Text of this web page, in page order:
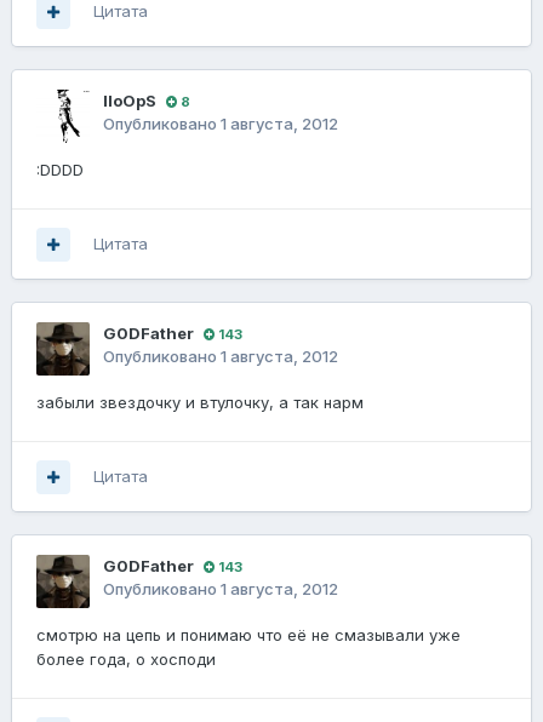
Цитата
IIoOpS 8
Опубликовано 1 августа, 2012
:DDDD
Цитата
G0DFathеr 143
Опубликовано 1 августа, 2012
забыли звездочку и втулочку, а так нарм
Цитата
G0DFathеr 143
Опубликовано 1 августа, 2012
смотрю на цепь и понимаю что её не смазывали уже
более года, о хосподи